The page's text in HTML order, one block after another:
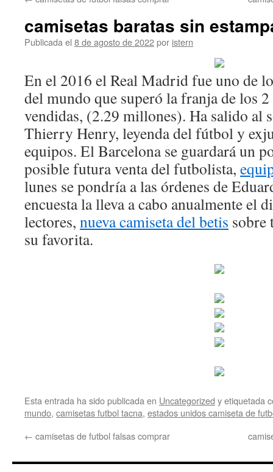
camisetas baratas sin
Publicada el 8 de agosto de 2022por istern
En el 2016 el Real Madrid fue uno de
del mundo que superó la franja de los
vendidas, (2.29 millones). Ha salido al
Thierry Henry, leyenda del fútbol y
equipos. El Barcelona se guardará un
posible futura venta del futbolista,
lunes se pondría a las órdenes de
encuesta la lleva a cabo anualmente el
lectores, nueva camiseta del betis sobre
su favorita.
Esta entrada ha sido publicada en Uncategorized y etiquetada
mundo, camisetas futbol tacna, estados unidos camiseta de
← camisetas de futbol falsas comprar